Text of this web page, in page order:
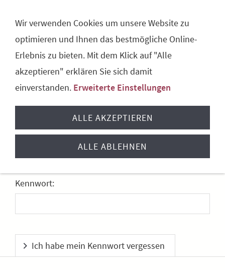
Anmeldung
Ich habe bereits ein Konto
Bitte melden Sie sich mit Ihrem Kennwort an.
E-Mail oder Kundennummer:
Kennwort:
Ich habe mein Kennwort vergessen
Wir verwenden Cookies um unsere Website zu
optimieren und Ihnen das bestmögliche Online-
Erlebnis zu bieten. Mit dem Klick auf "Alle
akzeptieren" erklären Sie sich damit
einverstanden. Erweiterte Einstellungen
ALLE AKZEPTIEREN
ALLE ABLEHNEN